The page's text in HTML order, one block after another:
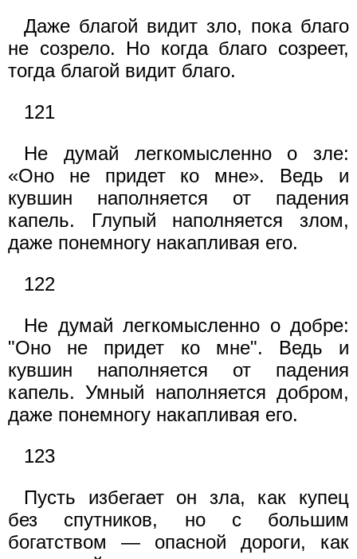
Даже благой видит зло, пока благо
не созрело. Но когда благо созреет,
тогда благой видит благо.
121
Не думай легкомысленно о зле:
«Оно не придет ко мне». Ведь и
кувшин наполняется от падения
капель. Глупый наполняется злом,
даже понемногу накапливая его.
122
Не думай легкомысленно о добре:
"Оно не придет ко мне". Ведь и
кувшин наполняется от падения
капель. Умный наполняется добром,
даже понемногу накапливая его.
123
Пусть избегает он зла, как купец
без спутников, но с большим
богатством — опасной дороги, как